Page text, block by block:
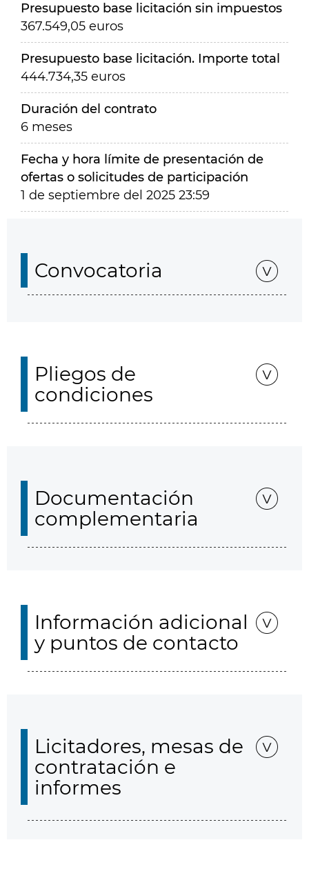
Presupuesto base licitación sin impuestos
367.549,05 euros
Presupuesto base licitación. Importe total
444.734,35 euros
Duración del contrato
6 meses
Fecha y hora límite de presentación de
ofertas o solicitudes de participación
1 de septiembre del 2025 23:59
Convocatoria
Pliegos de
condiciones
Documentación
complementaria
Información adicional
y puntos de contacto
Licitadores, mesas de
contratación e
informes